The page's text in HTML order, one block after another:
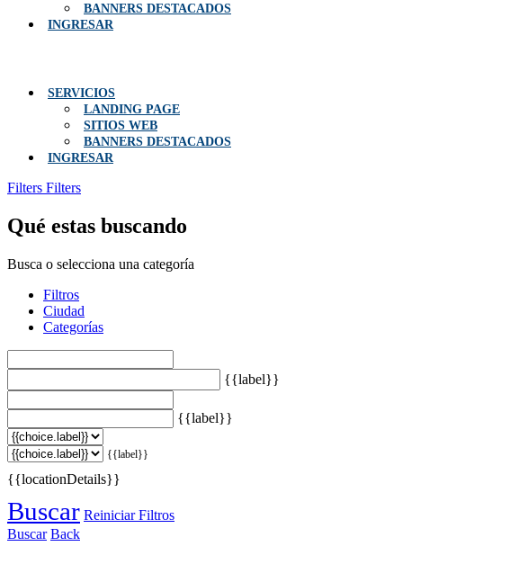
BANNERS DESTACADOS
INGRESAR
SERVICIOS
LANDING PAGE
SITIOS WEB
BANNERS DESTACADOS
INGRESAR
Filters Filters
Qué estas buscando
Busca o selecciona una categoría
Filtros
Ciudad
Categorías
{{label}}
{{label}}
{{label}}
{{locationDetails}}
Buscar Reiniciar Filtros
Buscar Back